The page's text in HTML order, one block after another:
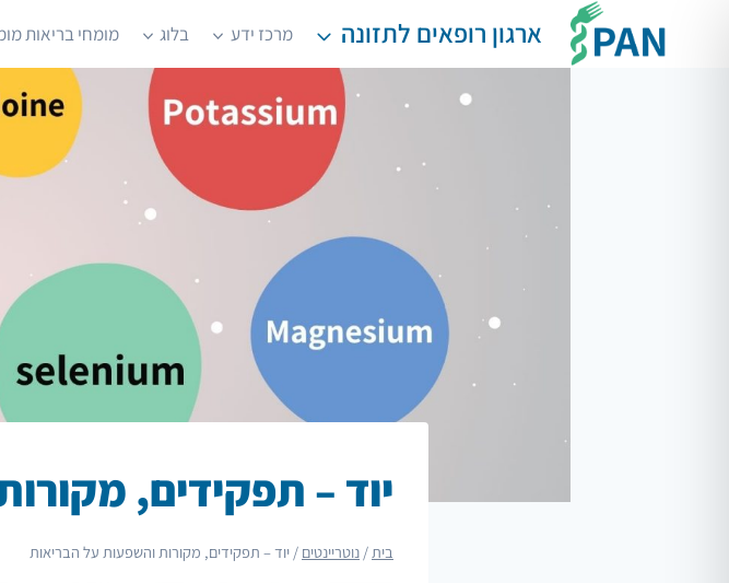
ארגון רופאים לתזונה מרכז ידע בלוג מומחי בריאות
יוד – תפקידים,
בית/ נוטריינטים / יוד – תפקידים, מקורות והשפעות על הבריאות